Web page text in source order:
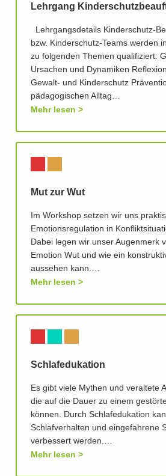
Lehrgang
Lehrgangsdetails Kinderschutz­-
bzw. Kinderschutz­-Teams werden
zu folgenden Themen qualifiziert:
Ursachen und Dynamiken
Gewalt- und Kinderschutz
pädagogischen Alltag…
Mehr lesen
Mut zur Wut
Im Workshop setzen wir uns
Emotionsregulation in
Dabei legen wir unser Augenmerk
Emotion Wut und wie ein
aussehen kann.…
Mehr lesen
Schlafedukation
Es gibt viele Mythen und veraltete
die auf die Dauer zu einem
können. Durch Schlafedukation
Schlafverhalten und eingefahrene
verbessert werden.…
Mehr lesen